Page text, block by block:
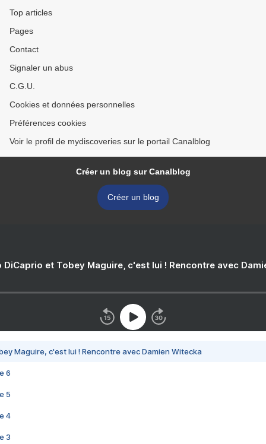
Top articles
Pages
Contact
Signaler un abus
C.G.U.
Cookies et données personnelles
Préférences cookies
Voir le profil de mydiscoveries sur le portail Canalblog
Créer un blog sur Canalblog
Créer un blog
DiCaprio et Tobey Maguire, c'est lui ! Rencontre avec
Maguire, c'est lui ! Rencontre avec Damien Witecka
6
5
4
3